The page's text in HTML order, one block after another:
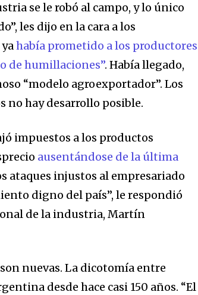
se le robó al campo, y lo único
les dijo en la cara a los
yahabía prometido a los productores
de humillaciones”. Había llegado,
“modelo agroexportador”. Los
no hay desarrollo posible.
impuestos a los productos
ausentándose de la última
ataques injustos al empresariado
digno del país”, le respondió
de la industria, Martín
nuevas. La dicotomía entre
desde hace casi 150 años. “El